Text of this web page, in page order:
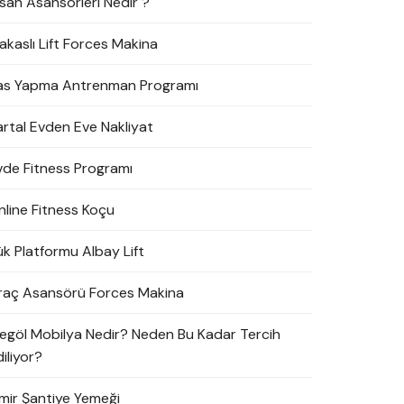
Lift Forces Makina
Yapma Antrenman Programı
Evden Eve Nakliyat
Fitness Programı
Fitness Koçu
Platformu Albay Lift
Asansörü Forces Makina
Mobilya Nedir? Neden Bu Kadar Tercih
Şantiye Yemeği